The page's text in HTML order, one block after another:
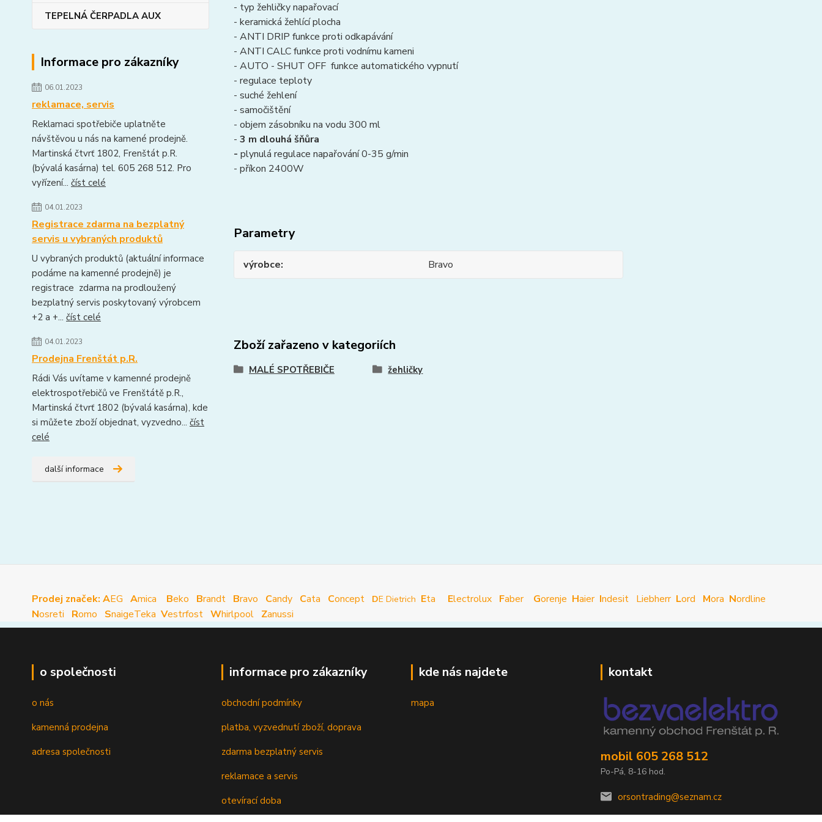
TEPELNÁ ČERPADLA AUX
Informace pro zákazníky
06.01.2023
reklamace, servis
Reklamaci spotřebiče uplatněte
návštěvou u nás na kamené prodejně.
Martinská čtvrť 1802, Frenštát p.R.
(bývalá kasárna) tel. 605 268 512. Pro
vyřízení... číst celé
04.01.2023
Registrace zdarma na bezplatný
servis u vybraných produktů
U vybraných produktů (aktuální informace
podáme na kamenné prodejně) je
registrace zdarma na prodloužený
bezplatný servis poskytovaný výrobcem
+2 a +... číst celé
04.01.2023
Prodejna Frenštát p.R.
Rádi Vás uvítame v kamenné prodejně
elektrospotřebičů ve Frenštátě p.R.,
Martinská čtvrť 1802 (bývalá kasárna), kde
si můžete zboží objednat, vyzvedno... číst
celé
další informace
- typ žehličky napařovací
- keramická žehlící plocha
- ANTI DRIP funkce proti odkapávání
- ANTI CALC funkce proti vodnímu kameni
- AUTO - SHUT OFF funkce automatického vypnutí
- regulace teploty
- suché žehlení
- samočištění
- objem zásobníku na vodu 300 ml
- 3 m dlouhá šňůra
- plynulá regulace napařování 0-35 g/min
- příkon 2400W
Parametry
výrobce Bravo
Zboží zařazeno v kategoriích
MALÉ SPOTŘEBIČE žehličky
Prodej značek: AEG Amica Beko Brandt Bravo Candy Cata Concept DE Dietrich Eta Electrolux Faber Gorenje Haier Indesit Liebherr Lord Mora Nordline
Nosreti Romo SnaigeTeka Vestrfost Whirlpool Zanussi
o společnosti
o nás
kamenná prodejna
adresa společnosti
informace pro zákazníky
obchodní podmínky
platba, vyzvednutí zboží, doprava
zdarma bezplatný servis
reklamace a servis
otevírací doba
kde nás najdete
mapa
kontakt
mobil 605 268 512
Po-Pá, 8-16 hod.
orsontrading@seznam.cz